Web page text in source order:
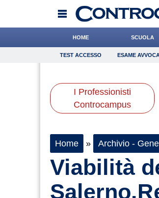
HOME SCUOLA
TEST ACCESSO Esame
Scienze
TEST ACCESSO ESAME
I Professionisti
Controcampus
Home » Archivio -
Viabilità